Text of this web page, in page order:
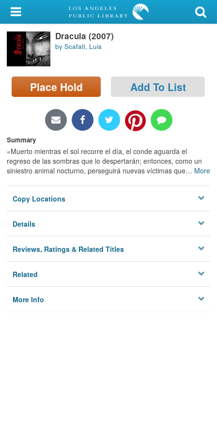
My Account
Library Card
Sign In
Search
Locations/Hours (external
Privacy
Dracula (2007)
by Scafati, Luis
Place Hold Add To List
Summary
«Muerto mientras el sol recorre el día, el conde aguarda el
regreso de las sombras que lo despertarán; entonces, como un
siniestro animal nocturno, perseguirá nuevas víctimas que… More
Copy Locations
Details
Reviews, Ratings & Related Titles
Related
More Info